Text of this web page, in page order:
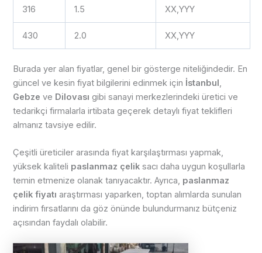
316 1.5 XX,YYY
430 2.0 XX,YYY
Burada yer alan fiyatlar, genel bir gösterge niteliğindedir. En
güncel ve kesin fiyat bilgilerini edinmek için İstanbul
Gebze ve Dilovası gibi sanayi merkezlerindeki üretici ve
tedarikçi firmalarla irtibata geçerek detaylı fiyat teklifleri
almanız tavsiye edilir.
Çeşitli üreticiler arasında fiyat karşılaştırması yapmak,
yüksek kaliteli paslanmaz çelik sacı daha uygun koşullarla
temin etmenize olanak tanıyacaktır. Ayrıca, paslanmaz
çelik fiyatı araştırması yaparken, toptan alımlarda sunulan
indirim fırsatlarını da göz önünde bulundurmanız bütçeniz
açısından faydalı olabilir.